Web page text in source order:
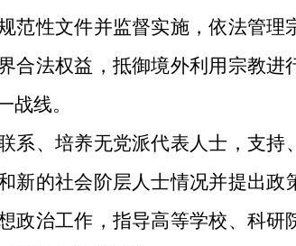
范性文件并监督实施，依法管
合法权益，抵御境外利用宗教
战线。
联系、培养无党派代表人士，支
新的社会阶层人士情况并提出政
政治工作，指导高等学校、科